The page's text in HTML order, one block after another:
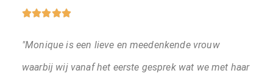

"Monique is een lieve en meedenkende vrouw
waarbij wij vanaf het eerste gesprek wat we met haar